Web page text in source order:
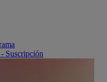
Suscripción